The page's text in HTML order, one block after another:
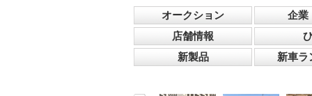
オークション
企業
店舗情報
新製品
新車ラ